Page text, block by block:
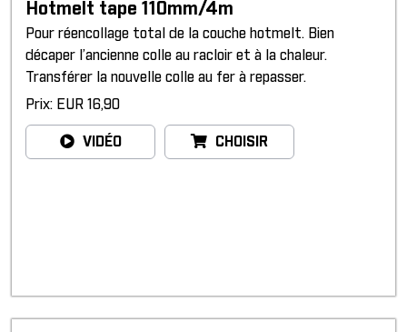
Hotmelt tape 110mm/4m
Pour réencollage total de la couche hotmelt. Bien
décaper l’ancienne colle au racloir et à la chaleur.
Transférer la nouvelle colle au fer à repasser.
Prix: EUR 16,90
VIDÉO CHOISIR